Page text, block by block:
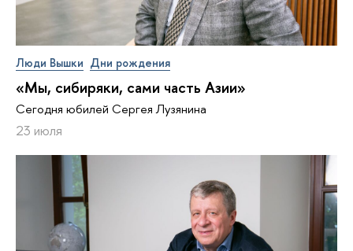
Люди Вышки Дни рождения
«Мы, сибиряки, сами часть Азии»
Сегодня юбилей Сергея Лузянина
23 июля